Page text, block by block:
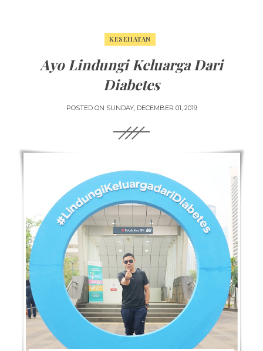
KESEHATAN
Ayo Lindungi Keluarga Dari
Diabetes
POSTED ON SUNDAY, DECEMBER 01, 2019